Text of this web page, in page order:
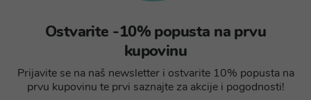
Ostvarite -10% popusta na prvu
kupovinu
Prijavite se na naš newsletter i ostvarite 10% popusta na
prvu kupovinu te prvi saznajte za akcije i pogodnosti!